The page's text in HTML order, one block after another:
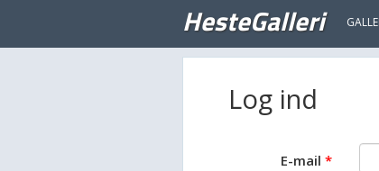
HesteGalleri
Log ind
E-mail